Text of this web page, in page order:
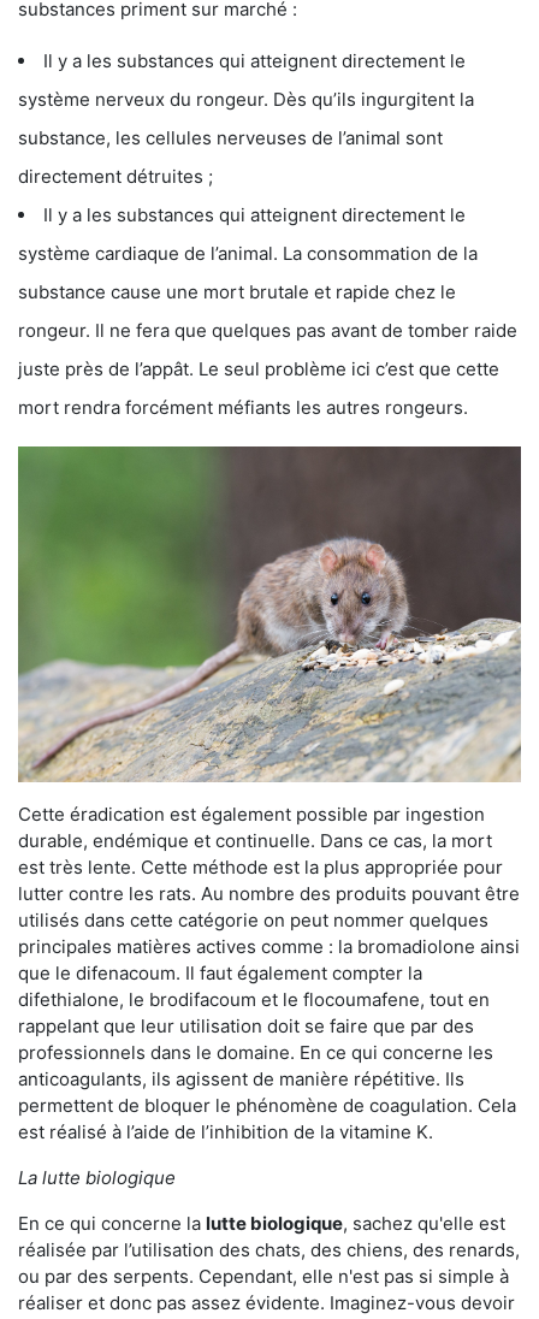
substances priment sur marché :
Il y a les substances qui atteignent directement le
système nerveux du rongeur. Dès qu’ils ingurgitent la
substance, les cellules nerveuses de l’animal sont
directement détruites ;
Il y a les substances qui atteignent directement le
système cardiaque de l’animal. La consommation de la
substance cause une mort brutale et rapide chez le
rongeur. Il ne fera que quelques pas avant de tomber raide
juste près de l’appât. Le seul problème ici c’est que cette
mort rendra forcément méfiants les autres rongeurs.
Cette éradication est également possible par ingestion
durable, endémique et continuelle. Dans ce cas, la mort
est très lente. Cette méthode est la plus appropriée pour
lutter contre les rats. Au nombre des produits pouvant être
utilisés dans cette catégorie on peut nommer quelques
principales matières actives comme : la bromadiolone ainsi
que le difenacoum. Il faut également compter la
difethialone, le brodifacoum et le flocoumafene, tout en
rappelant que leur utilisation doit se faire que par des
professionnels dans le domaine. En ce qui concerne les
anticoagulants, ils agissent de manière répétitive. Ils
permettent de bloquer le phénomène de coagulation. Cela
est réalisé à l’aide de l’inhibition de la vitamine K.
La lutte biologique
En ce qui concerne la lutte biologique, sachez qu'elle est
réalisée par l’utilisation des chats, des chiens, des renards,
ou par des serpents. Cependant, elle n'est pas si simple à
réaliser et donc pas assez évidente. Imaginez-vous devoir